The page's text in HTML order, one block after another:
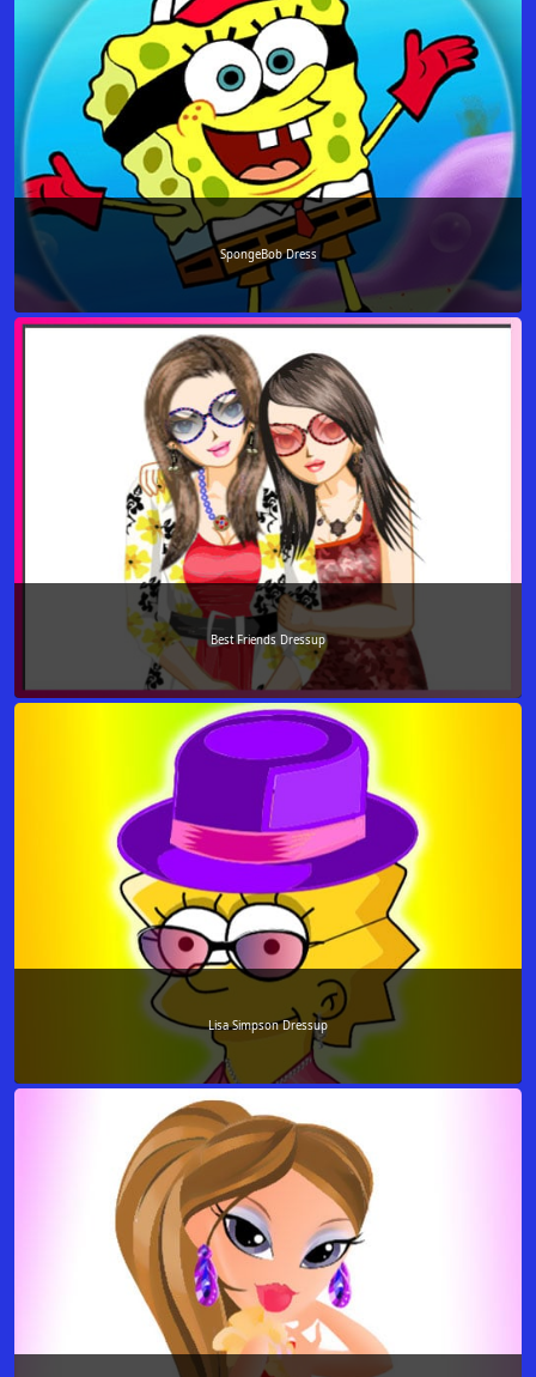
SpongeBob Dress
Best Friends Dressup
Lisa Simpson Dressup